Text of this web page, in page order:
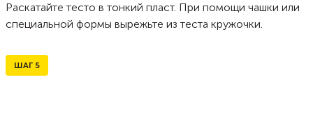
Раскатайте тесто в тонкий пласт. При помощи чашки или
специальной формы вырежьте из теста кружочки.
ШАГ 5